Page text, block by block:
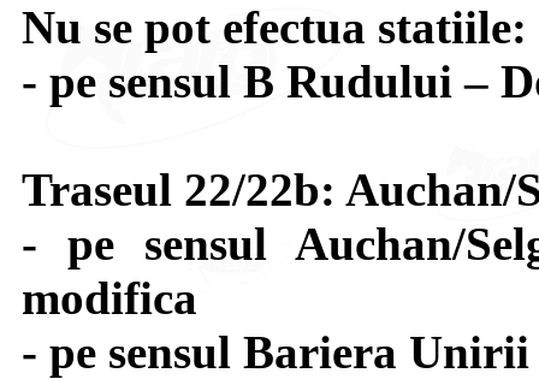
Nu se pot efectua
- pe sensul B Rudului –
Traseul 22/22b:
- pe sensul Auchan/
modifica
- pe sensul Bariera